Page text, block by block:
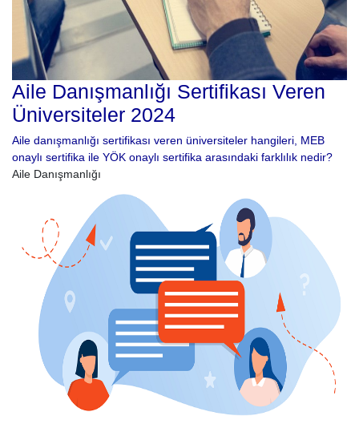
Aile Danışmanlığı Sertifikası Veren
Üniversiteler 2024
Aile danışmanlığı sertifikası veren üniversiteler hangileri, MEB
onaylı sertifika ile YÖK onaylı sertifika arasındaki farklılık nedir?
Aile Danışmanlığı